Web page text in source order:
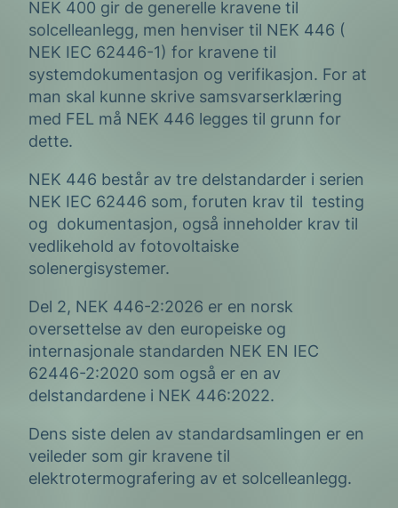
NEK 400 gir de generelle kravene til
solcelleanlegg, men henviser til NEK 446 (
NEK IEC 62446-1) for kravene til
systemdokumentasjon og verifikasjon. For at
man skal kunne skrive samsvarserklæring
med FEL må NEK 446 legges til grunn for
dette.
NEK 446 består av tre delstandarder i serien
NEK IEC 62446 som, foruten krav til testing
og dokumentasjon, også inneholder krav til
vedlikehold av fotovoltaiske
solenergisystemer.
Del 2, NEK 446-2:2026 er en norsk
oversettelse av den europeiske og
internasjonale standarden NEK EN IEC
62446-2:2020 som også er en av
delstandardene i NEK 446:2022.
Dens siste delen av standardsamlingen er en
veileder som gir kravene til
elektrotermografering av et solcelleanlegg.